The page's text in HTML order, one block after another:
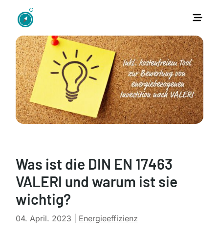
Was ist die DIN EN 17463
VALERI und warum ist sie
wichtig?
04. April. 2023 Energieeffizienz